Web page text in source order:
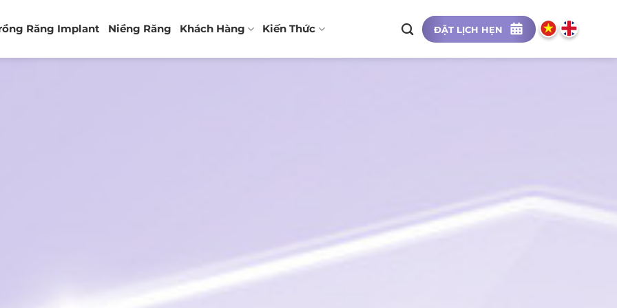
Răng Implant Niềng Răng Khách Hàng Kiến Thức ĐẶT LỊCH HẸN